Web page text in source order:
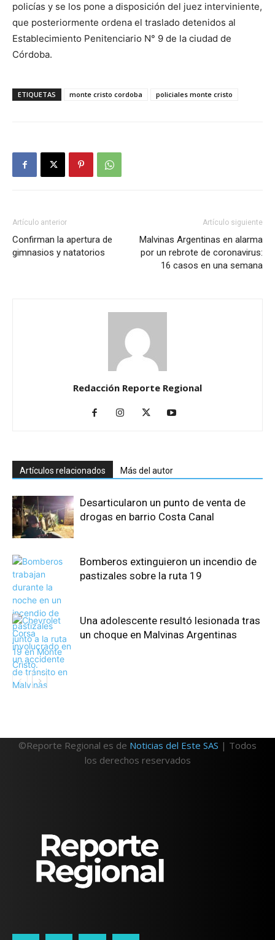
policías y se los pone a disposición del juez interviniente,
que posteriormente ordena el traslado detenidos al
Establecimiento Penitenciario N° 9 de la ciudad de
Córdoba.
ETIQUETAS monte cristo cordoba policiales monte cristo
Artículo anterior
Confirman la apertura de
gimnasios y natatorios
Artículo siguiente
Malvinas Argentinas en alarma
por un rebrote de coronavirus:
16 casos en una semana
Redacción Reporte Regional
Artículos relacionados Más del autor
Desarticularon un punto de venta de
drogas en barrio Costa Canal
Bomberos extinguieron un incendio de
pastizales sobre la ruta 19
Una adolescente resultó lesionada tras
un choque en Malvinas Argentinas
©Reporte Regional es de Noticias del Este SAS | Todos
los derechos reservados